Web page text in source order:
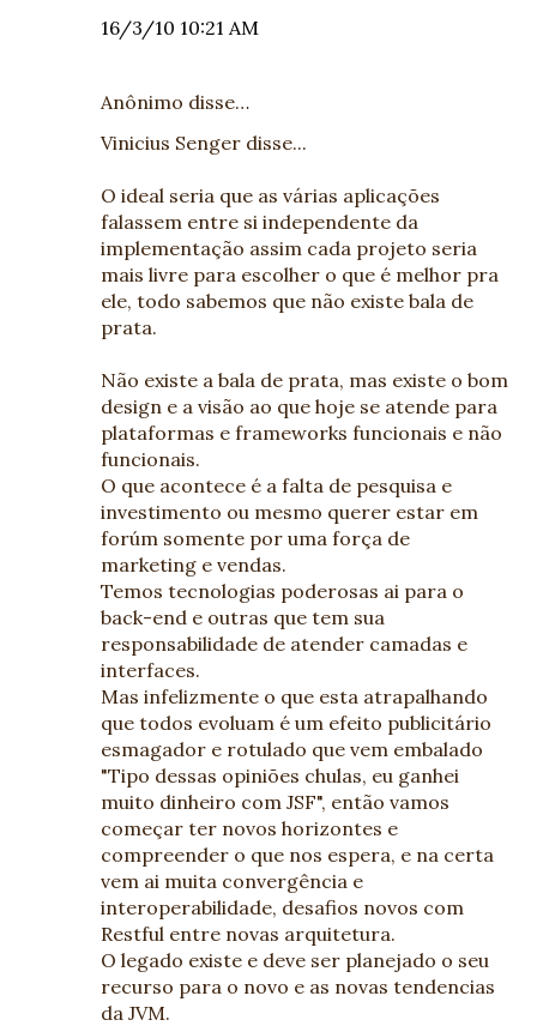
16/3/10 10:21 AM
Anônimo disse…
Vinicius Senger disse...
O ideal seria que as várias aplicações
falassem entre si independente da
implementação assim cada projeto seria
mais livre para escolher o que é melhor pra
ele, todo sabemos que não existe bala de
prata.
Não existe a bala de prata, mas existe o bom
design e a visão ao que hoje se atende para
plataformas e frameworks funcionais e não
funcionais.
O que acontece é a falta de pesquisa e
investimento ou mesmo querer estar em
forúm somente por uma força de
marketing e vendas.
Temos tecnologias poderosas ai para o
back-end e outras que tem sua
responsabilidade de atender camadas e
interfaces.
Mas infelizmente o que esta atrapalhando
que todos evoluam é um efeito publicitário
esmagador e rotulado que vem embalado
"Tipo dessas opiniões chulas, eu ganhei
muito dinheiro com JSF", então vamos
começar ter novos horizontes e
compreender o que nos espera, e na certa
vem ai muita convergência e
interoperabilidade, desafios novos com
Restful entre novas arquitetura.
O legado existe e deve ser planejado o seu
recurso para o novo e as novas tendencias
da JVM.